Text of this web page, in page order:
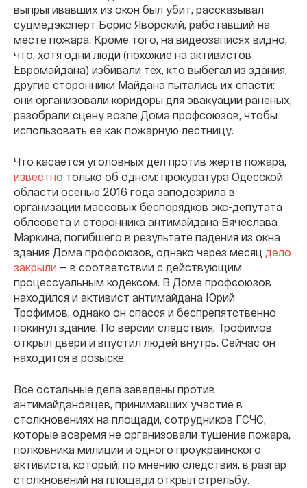
выпрыгивавших из окон был убит, рассказывал
судмедэксперт Борис Яворский, работавший на
месте пожара. Кроме того, на видеозаписях видно,
что, хотя одни люди (похожие на активистов
Евромайдана) избивали тех, кто выбегал из здания,
другие сторонники Майдана пытались их спасти:
они организовали коридоры для эвакуации раненых,
разобрали сцену возле Дома профсоюзов, чтобы
использовать ее как пожарную лестницу.
Что касается уголовных дел против жертв пожара,
известно только об одном: прокуратура Одесской
области осенью 2016 года заподозрила в
организации массовых беспорядков экс-депутата
облсовета и сторонника антимайдана Вячеслава
Маркина, погибшего в результате падения из окна
здания Дома профсоюзов, однако через месяц дело
закрыли — в соответствии с действующим
процессуальным кодексом. В Доме профсоюзов
находился и активист антимайдана Юрий
Трофимов, однако он спасся и беспрепятственно
покинул здание. По версии следствия, Трофимов
открыл двери и впустил людей внутрь. Сейчас он
находится в розыске.
Все остальные дела заведены против
антимайдановцев, принимавших участие в
столкновениях на площади, сотрудников ГСЧС,
которые вовремя не организовали тушение пожара,
полковника милиции и одного проукраинского
активиста, который, по мнению следствия, в разгар
столкновений на площади открыл стрельбу.